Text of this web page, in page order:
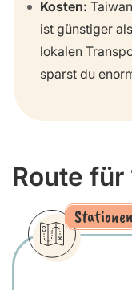
Kosten:
ist günstiger
lokalen
sparst du
Route für
Stationen